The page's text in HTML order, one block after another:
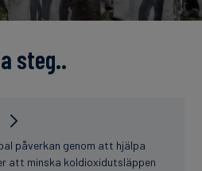
finanser
steg..
påverkan genom att hjälpa
att minska koldioxidutsläppen